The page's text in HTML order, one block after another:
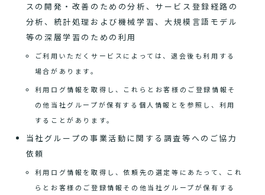
スの開発・改善のための分析、サービス登録経路の
分析、統計処理および機械学習、大規模言語モデル
等の深層学習のための利用
ご利用いただくサービスによっては、退会後も利用する
場合があります。
利用ログ情報を取得し、これらとお客様のご登録情報そ
の他当社グループが保有する個人情報とを参照し、利用
することがあります。
当社グループの事業活動に関する調査等へのご協力
依頼
利用ログ情報を取得し、依頼先の選定等にあたって、これ
らとお客様のご登録情報その他当社グループが保有する